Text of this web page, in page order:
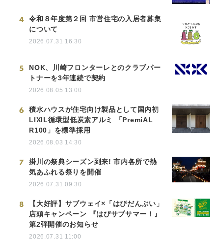
4
令和８年度第２回 市営住宅の入居者募集
について
2026.07.31 16:30
5
NOK、川崎フロンターレとのクラブパー
トナーを3年連続で契約
2026.08.05 13:00
6
積水ハウスが住宅向け製品として国内初
LIXIL循環型低炭素アルミ 「PremiAL
R100」を標準採用
2026.08.03 14:30
7
掛川の祭典シーズン到来! 市内各所で熱
気あふれる祭りを開催
2026.07.31 09:30
8
【大好評】サブウェイ×「はぴだんぶい」
店頭キャンペーン 『はぴサブサマー！』
第2弾開催のお知らせ
2026.07.31 11:00